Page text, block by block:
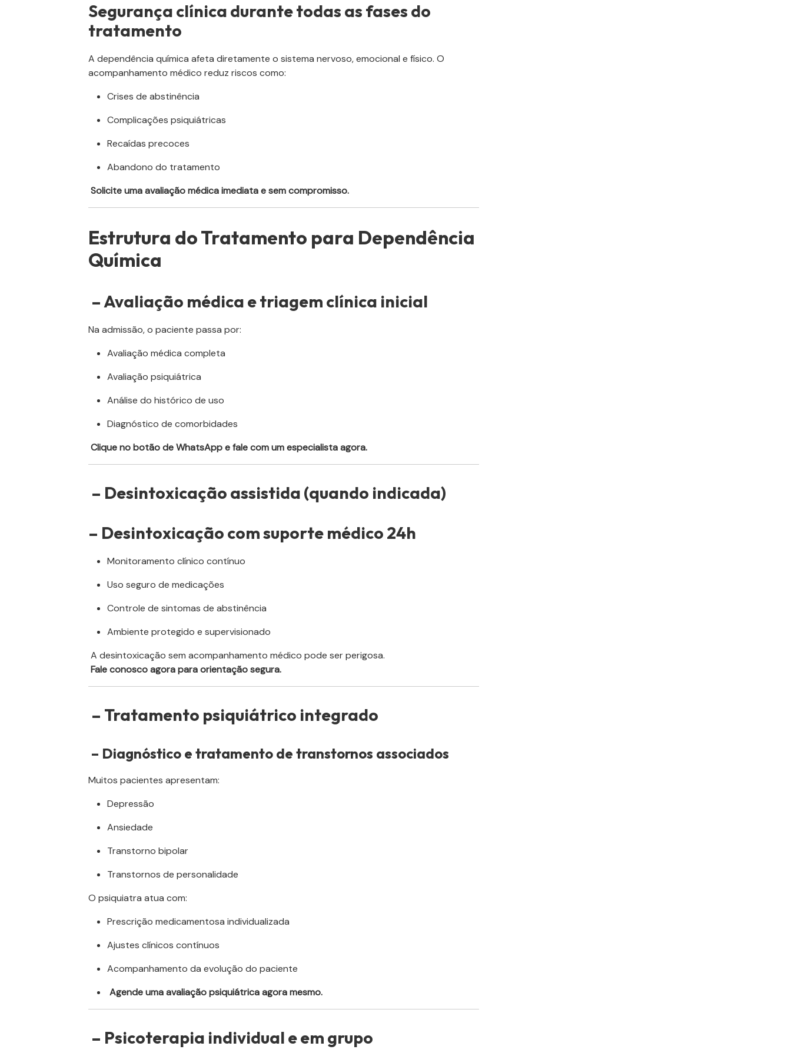
Segurança clínica durante todas as fases do
tratamento
A dependência química afeta diretamente o sistema nervoso, emocional e físico. O
acompanhamento médico reduz riscos como:
Crises de abstinência
Complicações psiquiátricas
Recaídas precoces
Abandono do tratamento
Solicite uma avaliação médica imediata e sem compromisso.
Estrutura do Tratamento para Dependência
Química
– Avaliação médica e triagem clínica inicial
Na admissão, o paciente passa por:
Avaliação médica completa
Avaliação psiquiátrica
Análise do histórico de uso
Diagnóstico de comorbidades
Clique no botão de WhatsApp e fale com um especialista agora.
– Desintoxicação assistida (quando indicada)
– Desintoxicação com suporte médico 24h
Monitoramento clínico contínuo
Uso seguro de medicações
Controle de sintomas de abstinência
Ambiente protegido e supervisionado
A desintoxicação sem acompanhamento médico pode ser perigosa.
Fale conosco agora para orientação segura.
– Tratamento psiquiátrico integrado
– Diagnóstico e tratamento de transtornos associados
Muitos pacientes apresentam:
Depressão
Ansiedade
Transtorno bipolar
Transtornos de personalidade
O psiquiatra atua com:
Prescrição medicamentosa individualizada
Ajustes clínicos contínuos
Acompanhamento da evolução do paciente
Agende uma avaliação psiquiátrica agora mesmo.
– Psicoterapia individual e em grupo